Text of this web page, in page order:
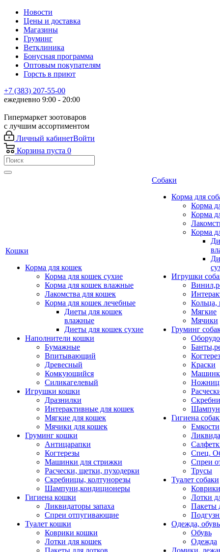
Новости
Цены и доставка
Магазины
Груминг
Ветклиника
Бонусная программа
Оптовым покупателям
Горсть в приют
+7 (383) 207-55-00
ежедневно 9:00 - 20:00
Гипермаркет зоотоваров
с лучшим ассортиментом
Личный кабинетВойти
Корзина пуста 0
Кошки
Корма для кошек
Корма для кошек сухие
Корма для кошек влажные
Лакомства для кошек
Корма для кошек лечебные
Диеты для кошек
влажные
Диеты для кошек сухие
Наполнители кошки
Бумажные
Впитывающий
Древесный
Комкующийся
Силикагелевый
Игрушки кошки
Дразнилки
Интерактивные для кошек
Мягкие для кошек
Мячики для кошек
Груминг кошки
Антицарапки
Когтерезы
Машинки для стрижки
Расчески, щетки, пуходерки
Скребницы, колтунорезы
Шампуни,кондиционеры
Гигиена кошки
Ликвидаторы запаха
Спреи отпугивающие
Туалет кошки
Коврики кошки
Лотки для кошек
Пакеты для лотков
Собаки
Корма для
Корма
Корма
Корма
Игрушки
Кольца,
Мягкие
Мячики
Груминг
Краски
Гигиена
Емкости
Спец.
Спреи
Трусы
Туалет собаки
Коврики
Лотки
Пакеты
Одежда, обувь
Обувь
Одежда
Домики,